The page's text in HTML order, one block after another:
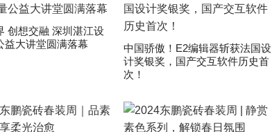
创想交融 深圳湛江设
益大讲堂圆满落幕
中国骄傲！E2编辑器斩获法国设
计奖银奖，国产交互软件历史首
次！